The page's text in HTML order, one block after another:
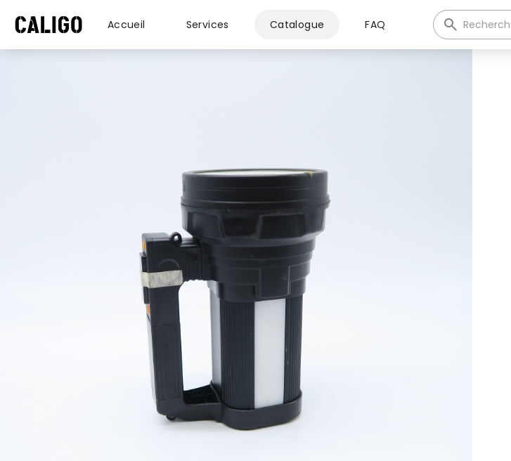
Accueil Services Catalogue FAQ